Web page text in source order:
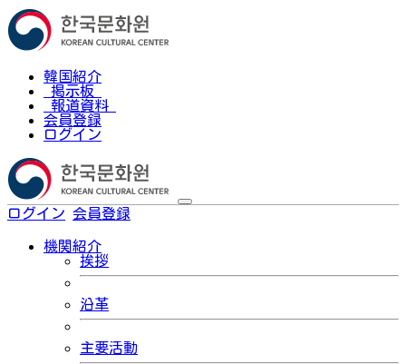
韓国紹介
掲示板
報道資料
会員登録
ログイン
ログイン 会員登録
機関紹介
挨拶
沿革
主要活動